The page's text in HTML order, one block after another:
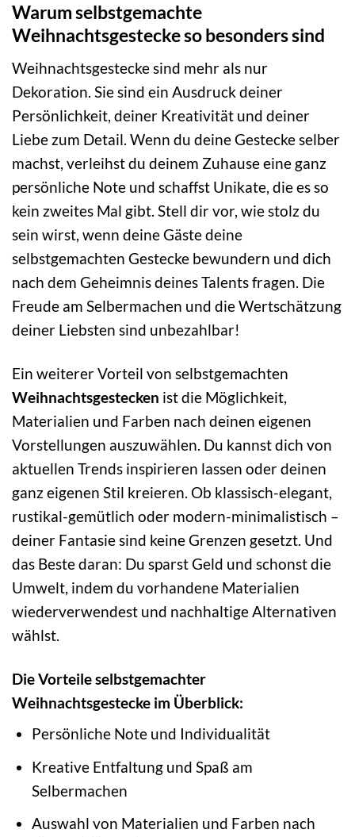
Warum selbstgemachte
Weihnachtsgestecke so besonders sind
Weihnachtsgestecke sind mehr als nur
Dekoration. Sie sind ein Ausdruck deiner
Persönlichkeit, deiner Kreativität und deiner
Liebe zum Detail. Wenn du deine Gestecke selber
machst, verleihst du deinem Zuhause eine ganz
persönliche Note und schaffst Unikate, die es so
kein zweites Mal gibt. Stell dir vor, wie stolz du
sein wirst, wenn deine Gäste deine
selbstgemachten Gestecke bewundern und dich
nach dem Geheimnis deines Talents fragen. Die
Freude am Selbermachen und die Wertschätzung
deiner Liebsten sind unbezahlbar!
Ein weiterer Vorteil von selbstgemachten
Weihnachtsgestecken ist die Möglichkeit,
Materialien und Farben nach deinen eigenen
Vorstellungen auszuwählen. Du kannst dich von
aktuellen Trends inspirieren lassen oder deinen
ganz eigenen Stil kreieren. Ob klassisch-elegant,
rustikal-gemütlich oder modern-minimalistisch –
deiner Fantasie sind keine Grenzen gesetzt. Und
das Beste daran: Du sparst Geld und schonst die
Umwelt, indem du vorhandene Materialien
wiederverwendest und nachhaltige Alternativen
wählst.
Die Vorteile selbstgemachter
Weihnachtsgestecke im Überblick:
Persönliche Note und Individualität
Kreative Entfaltung und Spaß am
Selbermachen
Auswahl von Materialien und Farben nach